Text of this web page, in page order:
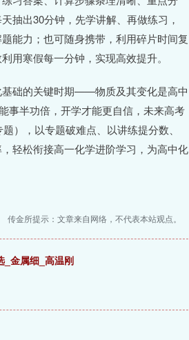
抽出30分钟，先学讲解、再做练习，
能力；也可随身携带，利用碎片时间复
用寒假每一分钟，实现高效提升。
基础的关键时期——物质及其变化是高中
事半功倍，开学才能更自信，未来高考
），以专题破难点、以讲练提分数、
轻松衔接高一化学进阶学习，为高中化
传金所提示：文章来自网络，不代表本站观点。
_金属细_高温刚